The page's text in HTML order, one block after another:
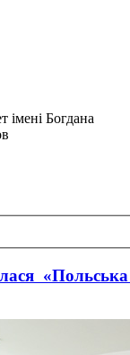
імені Богдана
«Польська